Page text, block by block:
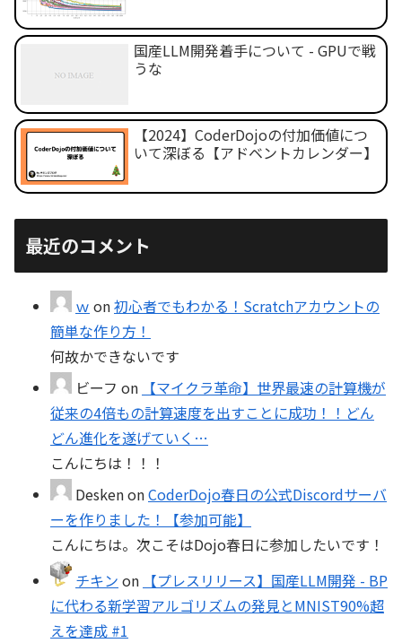
国産LLM開発着手について - GPUで戦
うな
【2024】CoderDojoの付加価値につ
いて深ぼる【アドベントカレンダー】
最近のコメント
ｗ on初心者でもわかる！Scratchアカウントの
簡単な作り方！
何故かできないです
ビーフ on 【マイクラ革命】世界最速の計算機が
従来の4倍もの計算速度を出すことに成功！！どん
どん進化を遂げていく…
こんにちは！！！
DeskenonCoderDojo春日の公式Discordサーバ
ーを作りました！【参加可能】
こんにちは。次こそはDojo春日に参加したいです！
チキン on 【プレスリリース】国産LLM開発 - BP
に代わる新学習アルゴリズムの発見とMNIST90%超
えを達成 #1